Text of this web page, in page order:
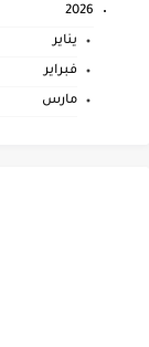
2026
يناير
فبراير
مارس